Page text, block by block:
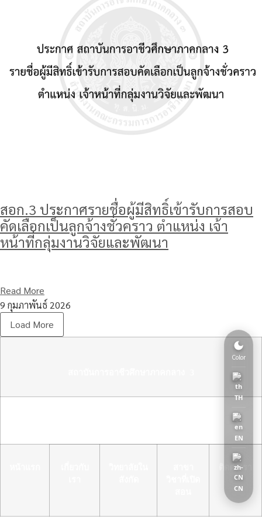
สอก.3 ประกาศรายชื่อผู้มีสิทธิ์เข้ารับการสอบ
คัดเลือกเป็นลูกจ้างชั่วคราว ตำแหน่ง เจ้า
หน้าที่กลุ่มงานวิจัยและพัฒนา
Read More
9 กุมภาพันธ์ 2026
Load More
ติดต่อเรา
Color
TH
EN
CN